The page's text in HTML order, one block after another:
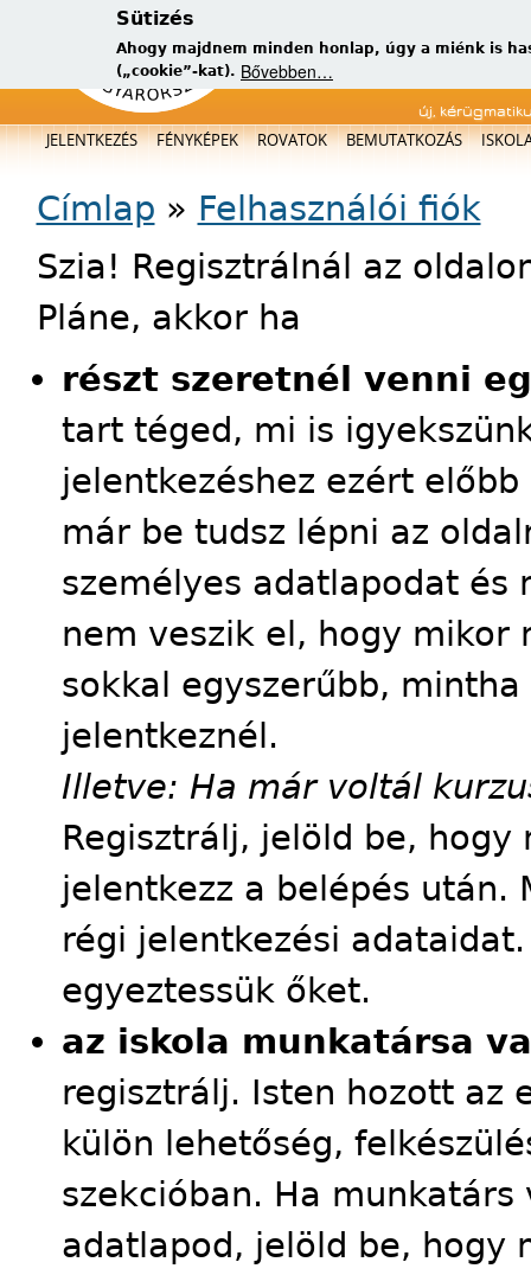
Sütizés
Ahogy majdnem minden honlap, úgy a miénk is
(„cookie”-kat). Bővebben…
új,
Főmenü
JELENTKEZÉS FÉNYKÉPEK ROVATOK BEMUTATKOZÁS
Jelenlegi hely
Címlap » Felhasználói fiók
Szia! Regisztrálnál az
Pláne, akkor ha
részt szeretnél venni
tart téged, mi is
jelentkezéshez ezért
már be tudsz lépni az
személyes adatlapodat és
nem veszik el, hogy mikor
sokkal egyszerűbb,
jelentkeznél.
Illetve: Ha már voltál
Regisztrálj, jelöld be,
jelentkezz a belépés után.
régi jelentkezési
egyeztessük őket.
az iskola munkatársa
regisztrálj. Isten hozott az
külön lehetőség,
szekcióban. Ha
adatlapod, jelöld be, hogy